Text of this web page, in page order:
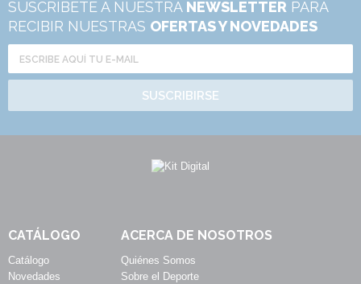
SUSCRÍBETE A NUESTRA NEWSLETTER PARA
RECIBIR NUESTRAS OFERTAS Y NOVEDADES
SUSCRIBIRSE
CATÁLOGO
Catálogo
Novedades
ACERCA DE NOSOTROS
Quiénes Somos
Sobre el Deporte